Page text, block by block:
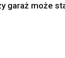
garaż może